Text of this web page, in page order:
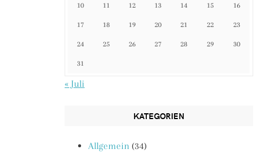
10 11 12 13 14 15 16
17 18 19 20 21 22 23
24 25 26 27 28 29 30
31
« Juli
KATEGORIEN
Allgemein (34)